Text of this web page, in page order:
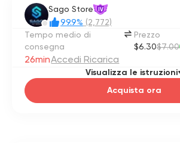
Sago Store IV
99.9% (2,772)
Tempo medio di
consegna
26minAccedi Ricarica
Prezzo
$6.30$7.00
Acquista ora
Visualizza le istruzioni